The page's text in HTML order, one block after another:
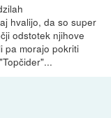
hvalijo, da so super
odstotek njihove
pa morajo pokriti